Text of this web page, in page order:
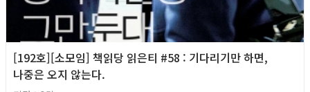
[192호][소모임] 책읽당 읽은티 #58 : 기다리기만 하면,
나중은 오지 않는다.